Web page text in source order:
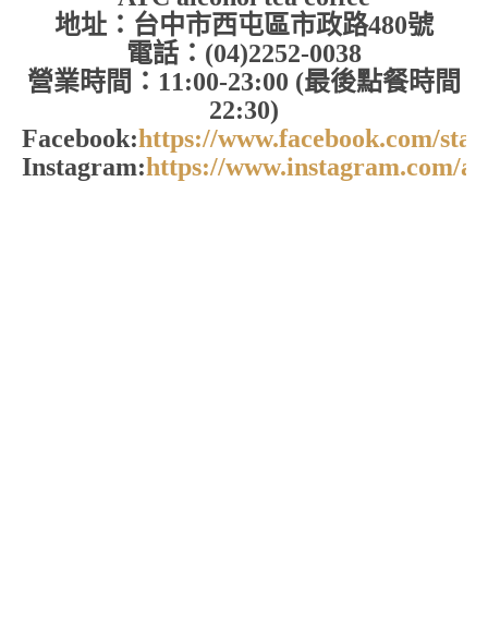
地址：台中市西屯區市政路480號
電話：(04)2252-0038
營業時間：11:00-23:00 (最後點餐時間
22:30)
Facebook:https://www.facebook.com/
Instagram:https://www.instagram.com/